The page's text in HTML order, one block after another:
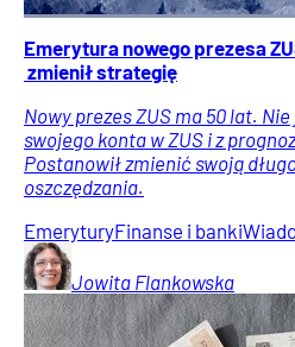
Emerytura nowego prezesa
zmienił strategię
Nowy prezes ZUS ma 50 lat.
swojego konta w ZUS i z
Postanowił zmienić swoją
oszczędzania.
EmeryturyFinanse i banki
Jowita Flankowska